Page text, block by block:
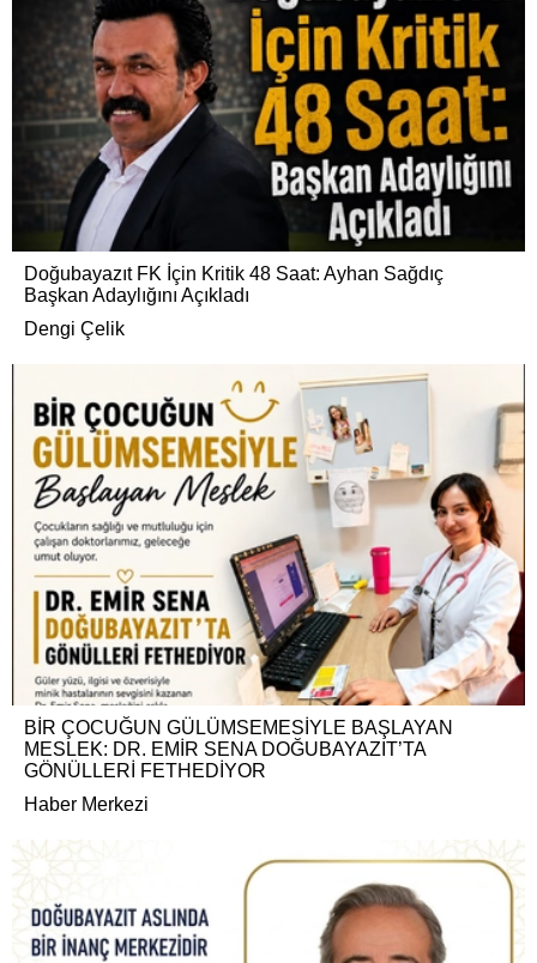
Doğubayazıt FK İçin Kritik 48 Saat: Ayhan Sağdıç
Başkan Adaylığını Açıkladı
Dengi Çelik
BİR ÇOCUĞUN GÜLÜMSEMESİYLE BAŞLAYAN
MESLEK: DR. EMİR SENA DOĞUBAYAZIT’TA
GÖNÜLLERİ FETHEDİYOR
Haber Merkezi